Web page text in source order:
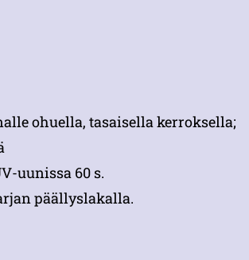
ohuella, tasaisella kerroksella;
uunissa 60 s.
päällyslakalla.